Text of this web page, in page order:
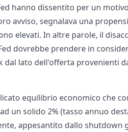
hanno dissentito per un
avviso, segnalava una
elevati. In altre parole, il
dovrebbe prendere in
dal lato dell'offerta provenienti
equilibrio economico che
un solido 2% (tasso annuo
appesantito dallo shutdown